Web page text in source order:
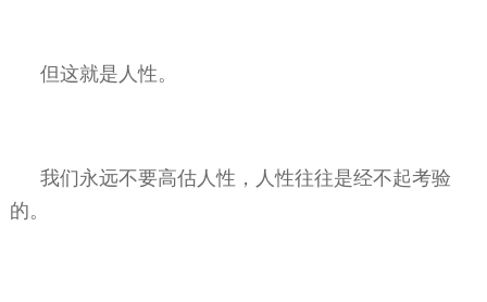
但这就是人性。
我们永远不要高估人性，人性往往是经不起考验
的。